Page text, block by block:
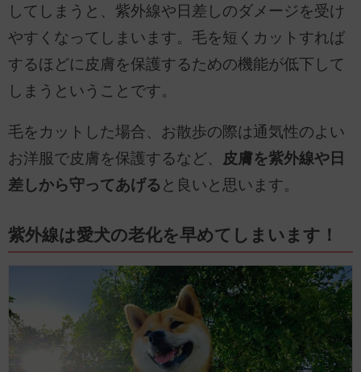
してしまうと、紫外線や日差しのダメージを受け
やすくなってしまいます。毛を短くカットすれば
するほどに皮膚を保護するための機能が低下して
しまうということです。
毛をカットした場合、お散歩の際は通気性のよい
お洋服で皮膚を保護するなど、 皮膚を紫外線や日
差しから守ってあげる と良いと思います。
紫外線は愛犬の老化を早めてしまいます！